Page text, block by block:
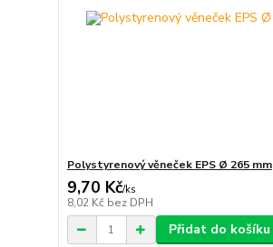
Polystyrenový věneček EPS Ø 265 mm
9,70 Kč/ks
8,02 Kč bez DPH
Přidat do košíku